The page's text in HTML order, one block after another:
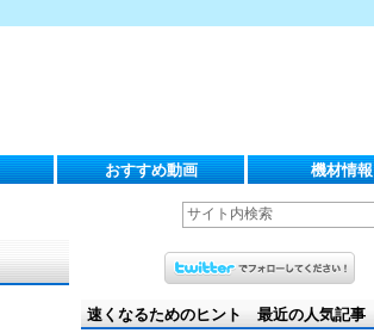
おすすめ動画 機材情報
速くなるためのヒント 最近の人気記事